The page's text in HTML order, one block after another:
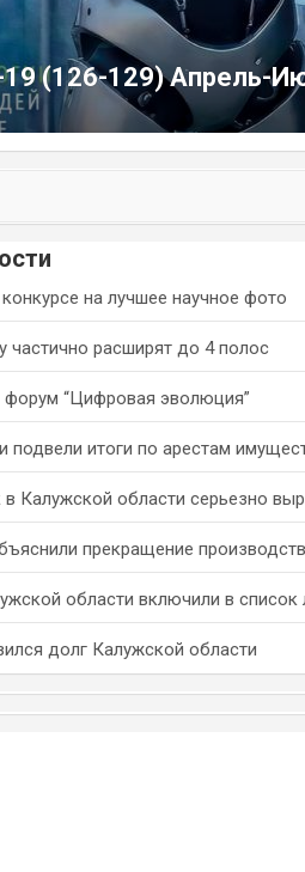
(126-129) Апрель-
на лучшее научное фото
частично расширят до 4 полос
форум “Цифровая эволюция”
подвели итоги по арестам
Калужской области серьезно
прекращение
области включили в список
долг Калужской области